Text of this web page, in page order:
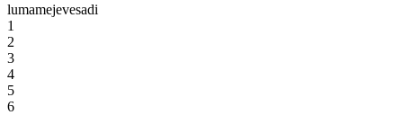
lumamejevesadi
1
2
3
4
5
6